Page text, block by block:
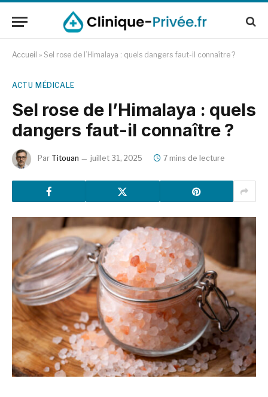
Accueil » Sel rose de l’Himalaya : quels dangers faut-il connaître ?
ACTU MÉDICALE
Sel rose de l’Himalaya : quels
dangers faut-il connaître ?
Par Titouan juillet 31, 2025 7 mins de lecture